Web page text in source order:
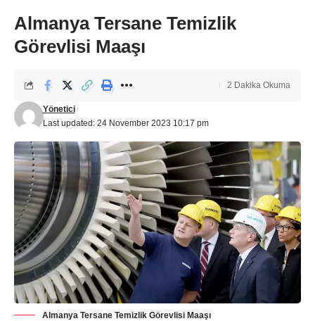
Almanya Tersane Temizlik
Görevlisi Maaşı
Last updated: 24 November 2023 10:17 pm
Yönetici
2 Dakika Okuma
Almanya Tersane Temizlik Görevlisi Maaşı